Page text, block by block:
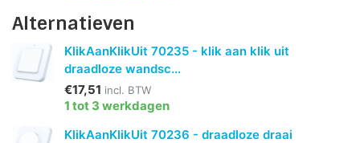
Alternatieven
KlikAanKlikUit 70235 - klik aan klik uit
draadloze wandsc...
€17,51 incl. BTW
1 tot 3 werkdagen
KlikAanKlikUit 70236 - draadloze draai